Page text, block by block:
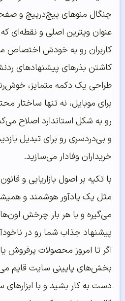
چنگال منوهای پیچ‌درپیچ و
عنوان ویترین اصلی و نقطه‌ای
کاربران رو به خودش اختصاص
کاشتن بذرهای پیشنهادهای
طراحی یک دکمه متمایز،
رو به شکل استاندارد اصلاح
و بی‌دردسری رو برای تبدیل
خریداران وفادار می‌سازید.
با تکیه بر اصول بازاریابی و
مثل یک یادآور هوشمند و
می‌گیره و با هر بار چرخش
پیشنهاد جذاب شما رو در
اگر تا امروز محصولات پرفروش
بخش‌های پایینی سایت قایم
دست به کار بشید و با ابزارهای